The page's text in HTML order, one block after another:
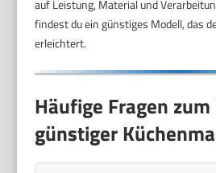
auf Leistung, Material und
findest du ein günstiges Modell, das
erleichtert.
Häufige Fragen
günstiger